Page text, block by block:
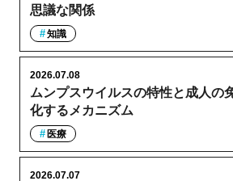
思議な関係
知識
ムンプスウイルスの特性と成人の
化するメカニズム
2026.07.08
医療
2026.07.07